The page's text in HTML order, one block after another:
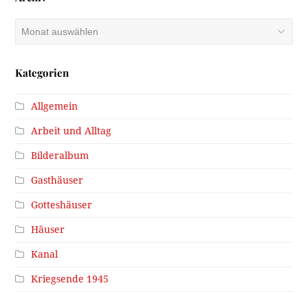
Kategorien
Allgemein
Arbeit und Alltag
Bilderalbum
Gasthäuser
Gotteshäuser
Häuser
Kanal
Kriegsende 1945